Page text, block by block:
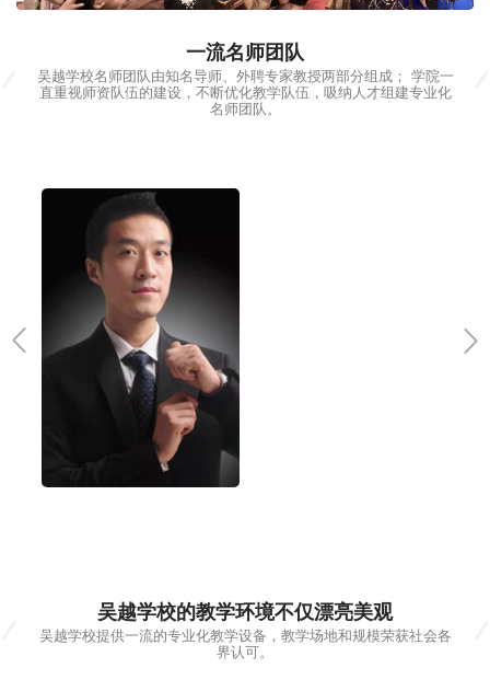
00:00 / 01:47
一流名师团队
吴越学校名师团队由知名导师、外聘专家教授两部分组成； 学院一
直重视师资队伍的建设，不断优化教学队伍，吸纳人才组建专业化
名师团队。
吴越学校的教学环境不仅漂亮美观
吴越学校提供一流的专业化教学设备，教学场地和规模荣获社会各
界认可。